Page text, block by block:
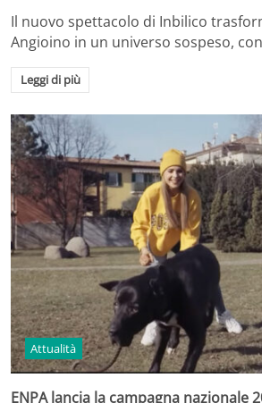
Il nuovo spettacolo di Inbilico
Angioino in un universo sospeso,
Leggi di più
Attualità
ENPA lancia la campagna nazionale